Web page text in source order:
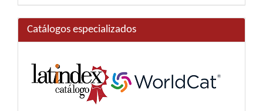
Catálogos especializados